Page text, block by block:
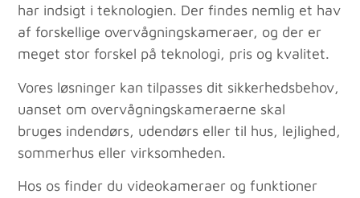
har indsigt i teknologien. Der findes nemlig et hav
af forskellige overvågningskameraer, og der er
meget stor forskel på teknologi, pris og kvalitet.
Vores løsninger kan tilpasses dit sikkerhedsbehov,
uanset om overvågningskameraerne skal
bruges indendørs, udendørs eller til hus, lejlighed,
sommerhus eller virksomheden.
Hos os finder du videokameraer og funktioner